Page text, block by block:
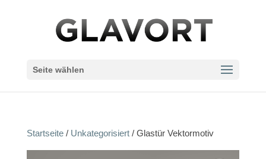
Seite wählen
Startseite/ Unkategorisiert/ Glastür Vektormotiv